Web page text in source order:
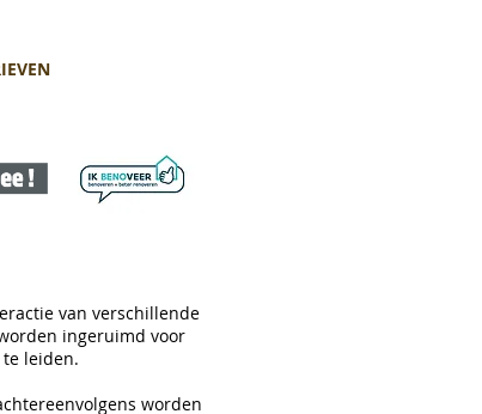
van verschillende
ingeruimd voor
leiden.
worden